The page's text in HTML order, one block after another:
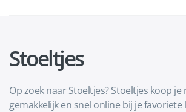
Stoeltjes
Op zoek naar Stoeltjes? Stoeltjes koop je
gemakkelijk en snel online bij je